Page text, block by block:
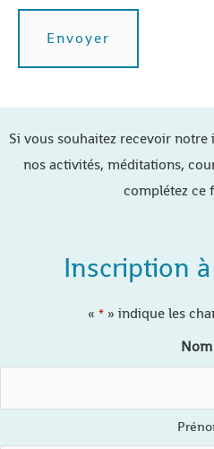
Si vous souhaitez recevoir
nos activités, méditations,
complétez ce
Inscription
« * » indique les
Nom